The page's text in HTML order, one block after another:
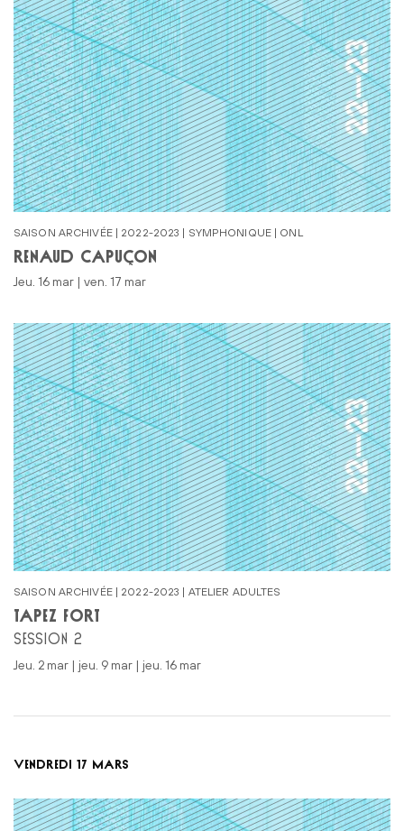
SAISON ARCHIVÉE | 2022-2023 | SYMPHONIQUE | ONL
RENAUD CAPUÇON
jeu. 16 mar | ven. 17 mar
SAISON ARCHIVÉE | 2022-2023 | ATELIER ADULTES
TAPEZ FORT
SESSION 2
jeu. 2 mar | jeu. 9 mar | jeu. 16 mar
VENDREDI 17 MARS